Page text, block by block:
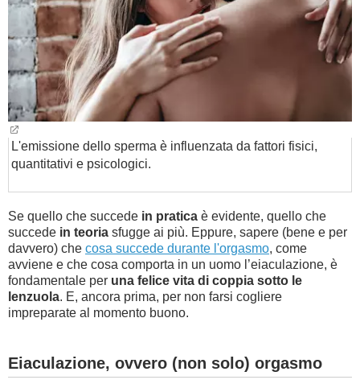
DIETA
GUIDE
FORUM
L'emissione dello sperma è influenzata da fattori fisici,
quantitativi e psicologici.
Se quello che succede in pratica è evidente, quello che
succede in teoria sfugge ai più. Eppure, sapere (bene e per
davvero) che cosa succede durante l'orgasmo, come
avviene e che cosa comporta in un uomo l’eiaculazione, è
fondamentale per una felice vita di coppia sotto le
lenzuola. E, ancora prima, per non farsi cogliere
impreparate al momento buono.
Eiaculazione, ovvero (non solo) orgasmo